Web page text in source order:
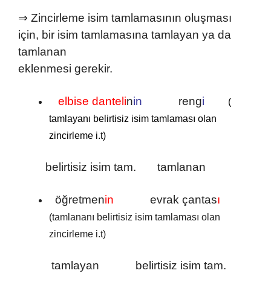
⇒ Zincirleme isim tamlamasının oluşması
için, bir isim tamlamasına tamlayan ya da
tamlanan
eklenmesi gerekir.
elbise dantelinin rengi
(
tamlayanı belirtisiz isim tamlaması olan
zincirleme i.t)
belirtisiz isim tam. tamlanan
öğretmenin evrak çantası
(tamlananı belirtisiz isim tamlaması olan
zincirleme i.t)
tamlayan belirtisiz isim tam.